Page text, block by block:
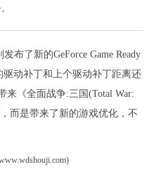
布了新的GeForce Game Ready
驱动补丁和上个驱动补丁距离还
来《全面战争:三国(Total War:
而是带来了新的游戏优化，不